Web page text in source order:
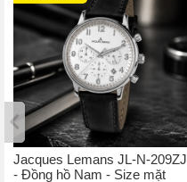
Jacques Lemans JL-N-209ZJ
- Đồng hồ Nam - Size mặt